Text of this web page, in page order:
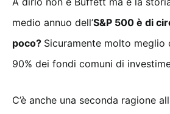
medio annuo dell’S&P 500 è di
poco? Sicuramente molto meglio
90% dei fondi comuni di
C’è anche una seconda ragione